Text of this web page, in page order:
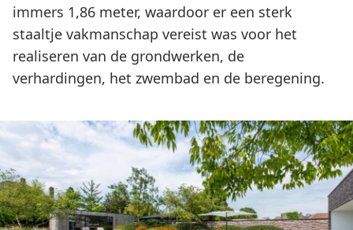
immers 1,86 meter, waardoor er een sterk
staaltje vakmanschap vereist was voor het
realiseren van de grondwerken, de
verhardingen, het zwembad en de beregening.